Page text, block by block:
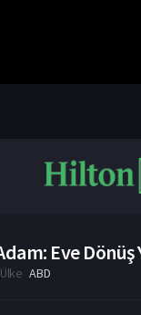
Eve Dönüş
Ülke ABD